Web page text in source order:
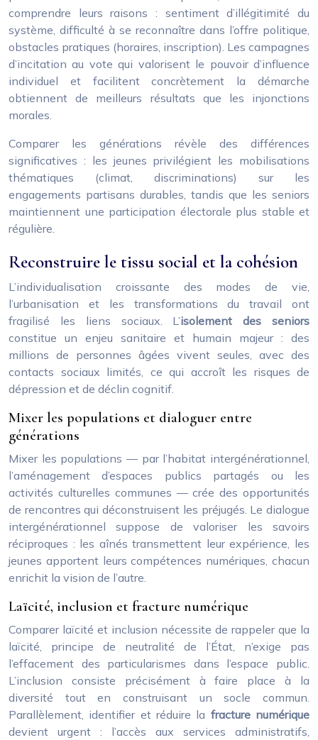
comprendre leurs raisons : sentiment d’illégitimité du
système, difficulté à se reconnaître dans l’offre politique,
obstacles pratiques (horaires, inscription). Les campagnes
d’incitation au vote qui valorisent le pouvoir d’influence
individuel et facilitent concrètement la démarche
obtiennent de meilleurs résultats que les injonctions
morales.
Comparer les générations révèle des différences
significatives : les jeunes privilégient les mobilisations
thématiques (climat, discriminations) sur les
engagements partisans durables, tandis que les seniors
maintiennent une participation électorale plus stable et
régulière.
Reconstruire le tissu social et la cohésion
L’individualisation croissante des modes de vie,
l’urbanisation et les transformations du travail ont
fragilisé les liens sociaux. L’isolement des seniors
constitue un enjeu sanitaire et humain majeur : des
millions de personnes âgées vivent seules, avec des
contacts sociaux limités, ce qui accroît les risques de
dépression et de déclin cognitif.
Mixer les populations et dialoguer entre
générations
Mixer les populations — par l’habitat intergénérationnel,
l’aménagement d’espaces publics partagés ou les
activités culturelles communes — crée des opportunités
de rencontres qui déconstruisent les préjugés. Le dialogue
intergénérationnel suppose de valoriser les savoirs
réciproques : les aînés transmettent leur expérience, les
jeunes apportent leurs compétences numériques, chacun
enrichit la vision de l’autre.
Laïcité, inclusion et fracture numérique
Comparer laïcité et inclusion nécessite de rappeler que la
laïcité, principe de neutralité de l’État, n’exige pas
l’effacement des particularismes dans l’espace public.
L’inclusion consiste précisément à faire place à la
diversité tout en construisant un socle commun.
Parallèlement, identifier et réduire la fracture numérique
devient urgent : l’accès aux services administratifs,